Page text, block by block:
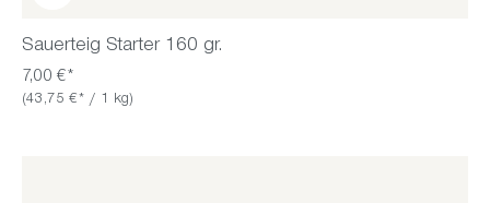
Sauerteig Starter 160 gr.
7,00 €*
(43,75 €* / 1 kg)